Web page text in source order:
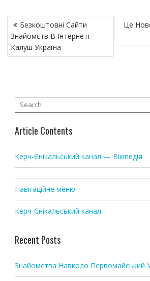
P
o
s
t
Безкоштовні Сайти
Знайомств В Інтернеті -
Калуш Україна
Це
Article Contents
Керч-Єнікальський канал — Вікіпедія
Навігаційне меню
Керч-Єнікальський канал
Recent Posts
Знайомства Навколо Первомайський